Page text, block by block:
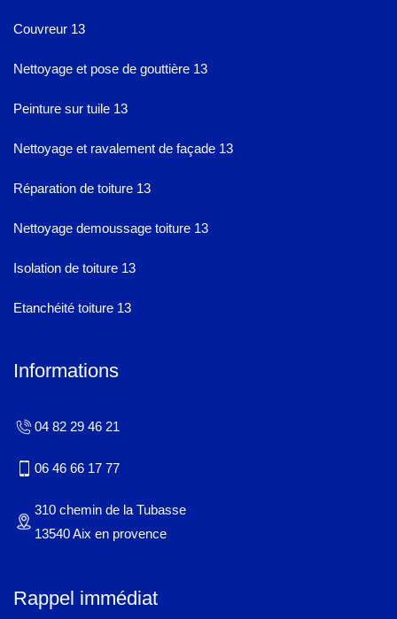
Couvreur 13
Nettoyage et pose de gouttière 13
Peinture sur tuile 13
Nettoyage et ravalement de façade 13
Réparation de toiture 13
Nettoyage demoussage toiture 13
Isolation de toiture 13
Etanchéité toiture 13
Informations
04 82 29 46 21
06 46 66 17 77
310 chemin de la Tubasse
13540 Aix en provence
Rappel immédiat